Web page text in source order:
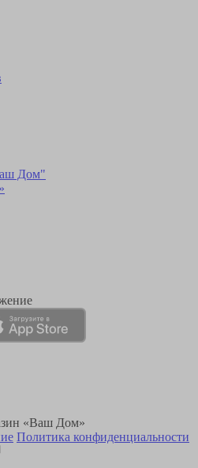
Дом"
«Ваш Дом»
Политика конфиденциальности